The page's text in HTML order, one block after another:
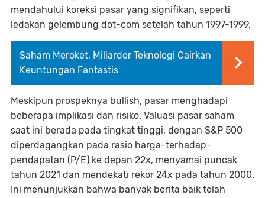
mendahului koreksi pasar yang signifikan, seperti
ledakan gelembung dot-com setelah tahun 1997-1999.
Saham Meroket, Miliarder Teknologi Cairkan
Keuntungan Fantastis
Meskipun prospeknya bullish, pasar menghadapi
beberapa implikasi dan risiko. Valuasi pasar saham
saat ini berada pada tingkat tinggi, dengan S&P 500
diperdagangkan pada rasio harga-terhadap-
pendapatan (P/E) ke depan 22x, menyamai puncak
tahun 2021 dan mendekati rekor 24x pada tahun 2000.
Ini menunjukkan bahwa banyak berita baik telah